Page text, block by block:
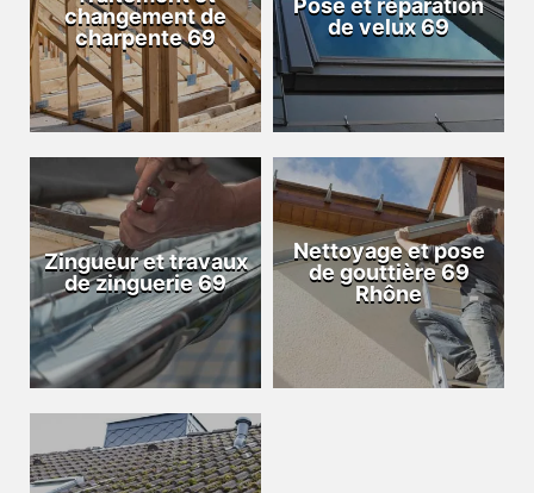
changement de
charpente 69
Pose et réparation
de velux 69
Zingueur et travaux
de zinguerie 69
Nettoyage et pose
de gouttière 69
Rhône